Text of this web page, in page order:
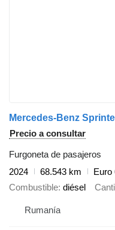
Mercedes-Benz
Precio a consultar
Furgoneta de pasajeros
2024
68.543 km
Euro
Combustible diésel
Rumanía